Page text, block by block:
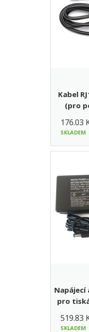
Kabel
(pro
176.03
SKLADEM
Napájecí
pro
519.83
SKLADEM